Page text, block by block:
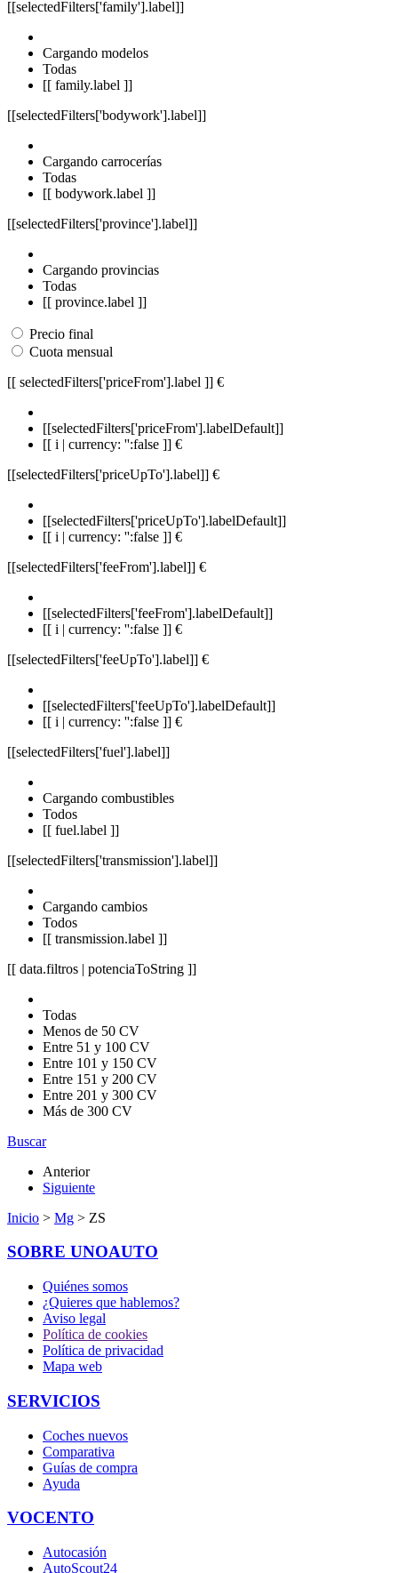
[[selectedFilters['family'].label]]
Cargando modelos
Todas
[[ family.label ]]
[[selectedFilters['bodywork'].label]]
Cargando carrocerías
Todas
[[ bodywork.label ]]
[[selectedFilters['province'].label]]
Cargando provincias
Todas
[[ province.label ]]
Precio final
Cuota mensual
[[ selectedFilters['priceFrom'].label ]] €
[[selectedFilters['priceFrom'].labelDefault]]
[[ i | currency: '':false ]] €
[[selectedFilters['priceUpTo'].label]] €
[[selectedFilters['priceUpTo'].labelDefault]]
[[ i | currency: '':false ]] €
[[selectedFilters['feeFrom'].label]] €
[[selectedFilters['feeFrom'].labelDefault]]
[[ i | currency: '':false ]] €
[[selectedFilters['feeUpTo'].label]] €
[[selectedFilters['feeUpTo'].labelDefault]]
[[ i | currency: '':false ]] €
[[selectedFilters['fuel'].label]]
Cargando combustibles
Todos
[[ fuel.label ]]
[[selectedFilters['transmission'].label]]
Cargando cambios
Todos
[[ transmission.label ]]
[[ data.filtros | potenciaToString ]]
Todas
Menos de 50 CV
Entre 51 y 100 CV
Entre 101 y 150 CV
Entre 151 y 200 CV
Entre 201 y 300 CV
Más de 300 CV
Buscar
Anterior
Siguiente
Inicio > Mg > ZS
SOBRE UNOAUTO
Quiénes somos
¿Quieres que hablemos?
Aviso legal
Política de cookies
Política de privacidad
Mapa web
SERVICIOS
Coches nuevos
Comparativa
Guías de compra
Ayuda
VOCENTO
Autocasión
AutoScout24